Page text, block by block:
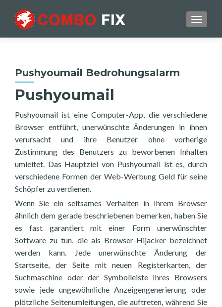
Pushyoumail Bedrohungsalarm
Pushyoumail
Pushyoumail ist eine Computer-App, die verschiedene
Browser entführt, unerwünschte Änderungen in ihnen
verursacht und ihre Benutzer ohne vorherige
Zustimmung des Benutzers zu beworbenen Inhalten
umleitet. Das Hauptziel von Pushyoumail ist es, durch
verschiedene Formen der Web-Werbung Geld für seine
Schöpfer zu verdienen.
Wenn Sie ein seltsames Verhalten in Ihrem Browser
ähnlich dem gerade beschriebenen bemerken, haben Sie
es fast garantiert mit einer Form unerwünschter
Software zu tun, die als Browser-Hijacker bezeichnet
werden kann. Jede unerwünschte Änderung der
Startseite, der Seite mit neuen Registerkarten, der
Suchmaschine oder der Symbolleiste Ihres Browsers
sowie jede ungewöhnliche Anzeigengenerierung oder
plötzliche Seitenumleitungen, die auftreten, während Sie